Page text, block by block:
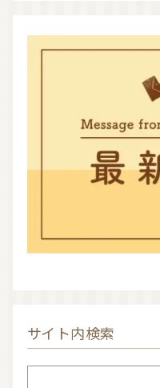
サイト内検索